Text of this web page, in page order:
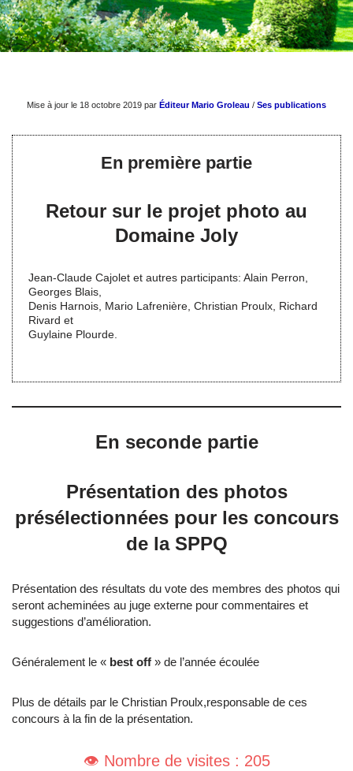
Mise à jour le 18 octobre 2019 par Éditeur Mario Groleau / Ses publications
En première partie
Retour sur le projet photo au
Domaine Joly
Jean-Claude Cajolet et autres participants: Alain Perron,
Georges Blais,
Denis Harnois, Mario Lafrenière, Christian Proulx, Richard
Rivard et
Guylaine Plourde.
En seconde partie
Présentation des photos
présélectionnées pour les concours
de la SPPQ
Présentation des résultats du vote des membres des photos qui
seront acheminées au juge externe pour commentaires et
suggestions d’amélioration.
Généralement le « best off » de l’année écoulée
Plus de détails par le Christian Proulx,responsable de ces
concours à la fin de la présentation.
👁️ Nombre de visites : 205